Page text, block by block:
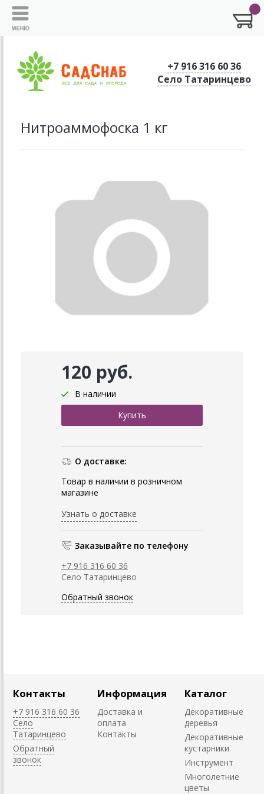
+7 916 316 60 36
Село Татаринцево
Нитроаммофоска 1 кг
120 руб.
В наличии
О доставке:
Товар в наличии в розничном
магазине
Узнать о доставке
Заказывайте по телефону
+7 916 316 60 36
Село Татаринцево
Обратный звонок
Контакты
+7 916 316 60 36
Село
Татаринцево
Обратный
звонок
Информация
Доставка и
оплата
Контакты
Каталог
Декоративные
деревья
Декоративные
кустарники
Инструмент
Многолетние
цветы